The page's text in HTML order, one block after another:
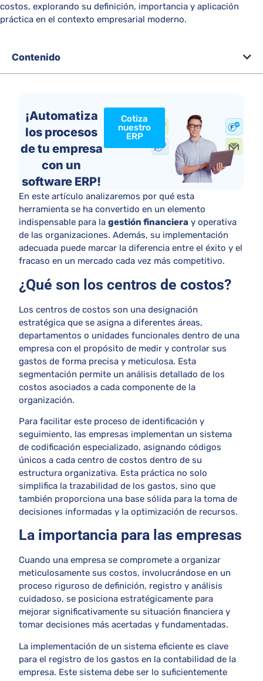
costos, explorando su definición, importancia y aplicación
práctica en el contexto empresarial moderno.
Contenido
¡Automatiza
los procesos
de tu empresa
con un
software ERP!
Cotiza
nuestro
ERP
En este artículo analizaremos por qué esta
herramienta se ha convertido en un elemento
indispensable para lagestión financiera y operativa
de las organizaciones. Además, su implementación
adecuada puede marcar la diferencia entre el éxito y el
fracaso en un mercado cada vez más competitivo.
¿Qué son los centros de costos?
Los centros de costos son una designación
estratégica que se asigna a diferentes áreas,
departamentos o unidades funcionales dentro de una
empresa con el propósito de medir y controlar sus
gastos de forma precisa y meticulosa. Esta
segmentación permite un análisis detallado de los
costos asociados a cada componente de la
organización.
Para facilitar este proceso de identificación y
seguimiento, las empresas implementan un sistema
de codificación especializado, asignando códigos
únicos a cada centro de costos dentro de su
estructura organizativa. Esta práctica no solo
simplifica la trazabilidad de los gastos, sino que
también proporciona una base sólida para la toma de
decisiones informadas y la optimización de recursos.
La importancia para las empresas
Cuando una empresa se compromete a organizar
meticulosamente sus costos, involucrándose en un
proceso riguroso de definición, registro y análisis
cuidadoso, se posiciona estratégicamente para
mejorar significativamente su situación financiera y
tomar decisiones más acertadas y fundamentadas.
La implementación de un sistema eficiente es clave
para el registro de los gastos en la contabilidad de la
empresa. Este sistema debe ser lo suficientemente